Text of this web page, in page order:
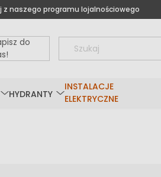
z naszego programu lojalnościowego
do
HYDRANTY
INSTALACJE
ELEKTRYCZNE